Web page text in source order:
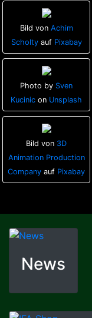
Bild von Achim
Scholtyauf Pixabay
Photo by Sven
Kucinic on Unsplash
Bild von 3D
Animation Production
Company auf Pixabay
News